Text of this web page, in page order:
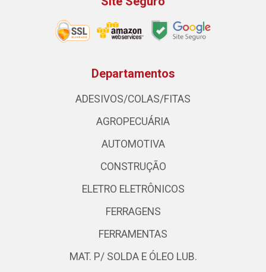
Departamentos
ADESIVOS/COLAS/FITAS
AGROPECUÁRIA
AUTOMOTIVA
CONSTRUÇÃO
ELETRO ELETRÔNICOS
FERRAGENS
FERRAMENTAS
MAT. P/ SOLDA E ÓLEO LUB.